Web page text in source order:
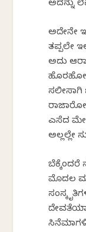
ಅದನ್ನು
ಅದೇನೇ
ತಪ್ಪಲೇ
ಅದು
ಸಲೀಸಾಗಿ
ಎಸೆದ
ಅಲ್ಲಲ್ಲೇ
ಬೆಕ್ಕೆಂದರೆ
ಮೊದಲ